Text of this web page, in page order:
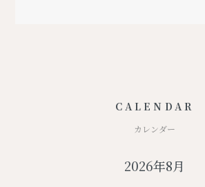
CALENDAR
カレンダー
2026年8月